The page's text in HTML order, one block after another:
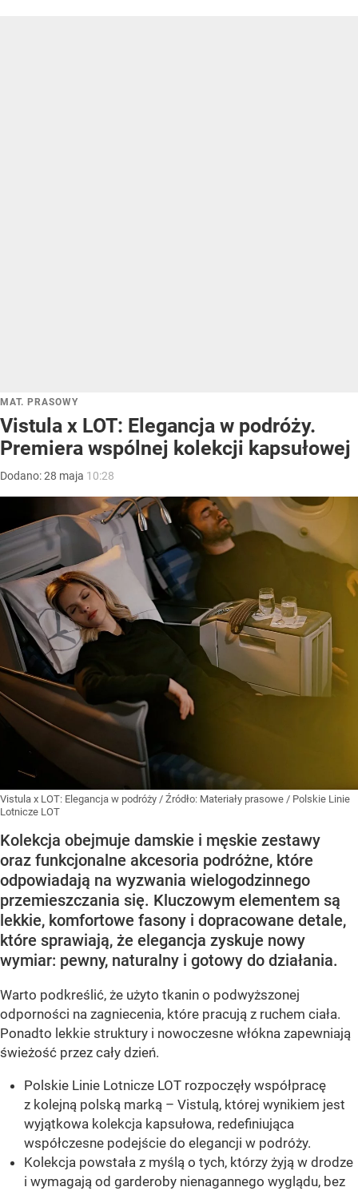
MAT. PRASOWY
Vistula x LOT: Elegancja w podróży.
Premiera wspólnej kolekcji kapsułowej
Dodano:28 maja 10:28
Vistula x LOT: Elegancja w podróży / Źródło: Materiały prasowe / Polskie Linie
Lotnicze LOT
Kolekcja obejmuje damskie i męskie zestawy
oraz funkcjonalne akcesoria podróżne, które
odpowiadają na wyzwania wielogodzinnego
przemieszczania się. Kluczowym elementem są
lekkie, komfortowe fasony i dopracowane detale,
które sprawiają, że elegancja zyskuje nowy
wymiar: pewny, naturalny i gotowy do działania.
Warto podkreślić, że użyto tkanin o podwyższonej
odporności na zagniecenia, które pracują z ruchem ciała.
Ponadto lekkie struktury i nowoczesne włókna zapewniają
świeżość przez cały dzień.
Polskie Linie Lotnicze LOT rozpoczęły współpracę
z kolejną polską marką – Vistulą, której wynikiem jest
wyjątkowa kolekcja kapsułowa, redefiniująca
współczesne podejście do elegancji w podróży.
Kolekcja powstała z myślą o tych, którzy żyją w drodze
i wymagają od garderoby nienagannego wyglądu, bez